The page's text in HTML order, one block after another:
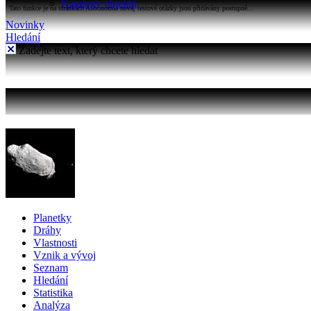
Katalogy objektů
Tato funkce je na stránkách Astronomia nová, testové otázky jsou přidávány postupně...
Novinky
Hledání
Zadejte text, který chcete hledat
Planetky
Dráhy
Vlastnosti
Vznik a vývoj
Seznam
Hledání
Statistika
Analýza